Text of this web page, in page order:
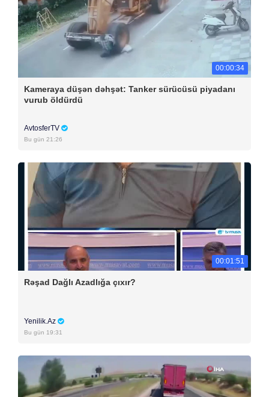
00:00:34
Kameraya düşən dəhşət: Tanker sürücüsü piyadanı
vurub öldürdü
AvtosferTV
Bu gün 21:26
00:01:51
Rəşad Dağlı Azadlığa çıxır?
Yenilik.Az
Bu gün 19:31